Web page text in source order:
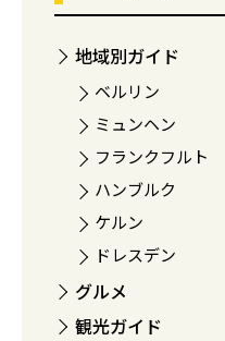
地域別ガイド
ベルリン
ミュンヘン
フランクフルト
ハンブルク
ケルン
ドレスデン
グルメ
観光ガイド